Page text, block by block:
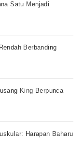
Satu Menjadi
Berbanding
King Berpunca
Harapan Baharu